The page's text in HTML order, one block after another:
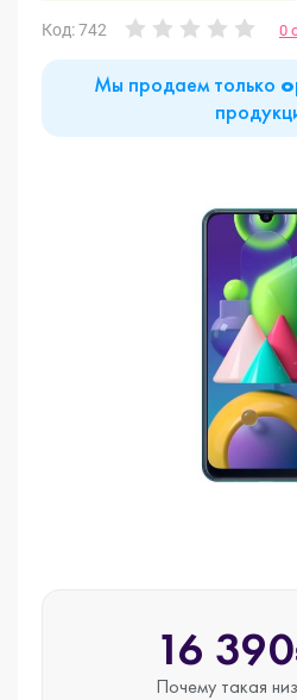
Код: 742 0
Мы продаем только
16
Почему такая